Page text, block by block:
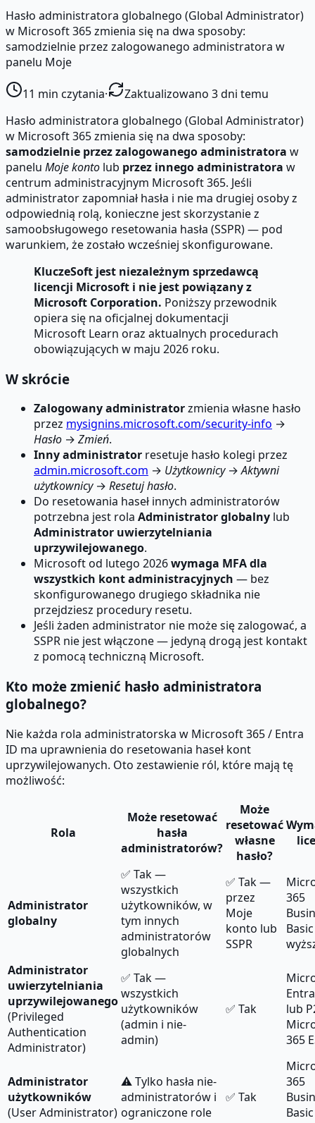
Hasło administratora globalnego (Global Administrator)
w Microsoft 365 zmienia się na dwa sposoby:
samodzielnie przez zalogowanego administratora w
panelu Moje
11 min czytania·
Zaktualizowano 3 dni temu
Hasło administratora globalnego (Global Administrator)
w Microsoft 365 zmienia się na dwa sposoby:
samodzielnie przez zalogowanego administratora w
panelu Moje konto lub przez innego administratora w
centrum administracyjnym Microsoft 365. Jeśli
administrator zapomniał hasła i nie ma drugiej osoby z
odpowiednią rolą, konieczne jest skorzystanie z
samoobsługowego resetowania hasła (SSPR) — pod
warunkiem, że zostało wcześniej skonfigurowane.
KluczeSoft jest niezależnym sprzedawcą
licencji Microsoft i nie jest powiązany z
Microsoft Corporation. Poniższy przewodnik
opiera się na oficjalnej dokumentacji
Microsoft Learn oraz aktualnych procedurach
obowiązujących w maju 2026 roku.
W skrócie
Zalogowany administratorzmienia własne hasło
przez mysignins.microsoft.com/security-info →
Hasło → Zmień.
Inny administrator resetuje hasło kolegi przez
admin.microsoft.com → Użytkownicy→Aktywni
użytkownicy→ Resetuj hasło.
Do resetowania haseł innych administratorów
potrzebna jest rola Administrator globalny lub
Administrator uwierzytelniania
uprzywilejowanego.
Microsoft od lutego 2026wymaga MFA dla
wszystkich kont administracyjnych — bez
skonfigurowanego drugiego składnika nie
przejdziesz procedury resetu.
Jeśli żaden administrator nie może się zalogować, a
SSPR nie jest włączone — jedyną drogą jest kontakt
z pomocą techniczną Microsoft.
Kto może zmienić hasło administratora
globalnego?
Nie każda rola administratorska w Microsoft 365 / Entra
ID ma uprawnienia do resetowania haseł kont
uprzywilejowanych. Oto zestawienie ról, które mają tę
możliwość:
Rola
Może resetować
hasła
administratorów?
Może
resetować
własne
hasło?
Administrator
globalny
✅ Tak —
wszystkich
użytkowników, w
tym innych
administratorów
globalnych
✅ Tak —
przez
Moje
konto lub
SSPR
365
Administrator
uwierzytelniania
uprzywilejowanego
(Privileged
Authentication
Administrator)
✅ Tak —
wszystkich
użytkowników
(admin i nie-
admin)
✅ Tak
lub
365
Administrator
użytkowników
(User Administrator)
⚠️ Tylko hasła nie-
administratorów i
ograniczone role
✅ Tak
365